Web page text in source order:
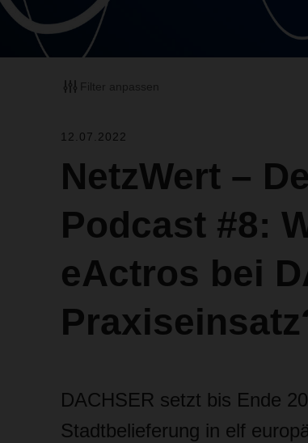
Filter anpassen
12.07.2022
NetzWert –
Podcast #8:
eActros bei
DACHSER setzt bis Ende
Stadtbelieferung in elf